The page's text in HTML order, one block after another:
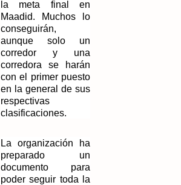
la meta final en
Maadid. Muchos lo
conseguirán,
aunque solo un
corredor y una
corredora se harán
con el primer puesto
en la general de sus
respectivas
clasificaciones.
La organización ha
preparado un
documento para
poder seguir toda la